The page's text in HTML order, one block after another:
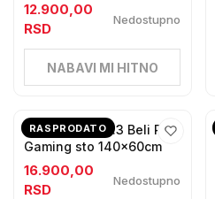
12.900,00
RSD
Nedostupno
NABAVI MI HITNO
RASPRODATO
Huzaro Hero 3.3 Beli RGB
Gaming sto 140x60cm
16.900,00
RSD
Nedostupno